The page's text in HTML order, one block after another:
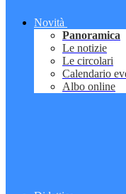
Novità
Panoramica
Le notizie
Le circolari
Calendario
Albo online